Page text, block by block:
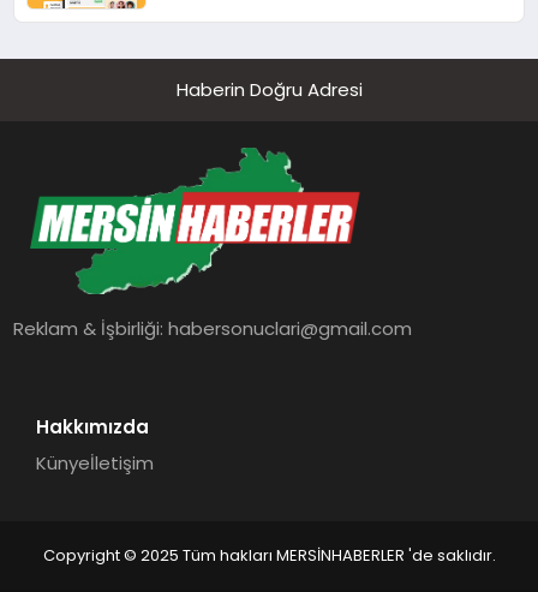
Haberin Doğru Adresi
Reklam & İşbirliği:habersonuclari@gmail.com
Hakkımızda
Künyeİletişim
Copyright © 2025 Tüm hakları MERSİNHABERLER 'de saklıdır.